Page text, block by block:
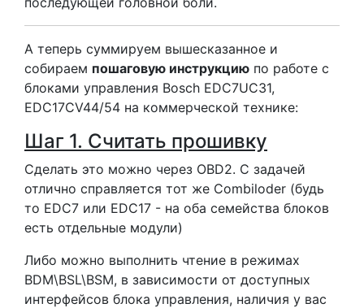
А теперь суммируем вышесказанное и
собираем пошаговую инструкцию по работе с
блоками управления Bosch EDC7UC31,
EDC17CV44/54 на коммерческой технике:
Шаг 1. Считать прошивку
Сделать это можно через OBD2. С задачей
отлично справляется тот же Combiloder (будь
то EDC7 или EDC17 - на оба семейства блоков
есть отдельные модули)
Либо можно выполнить чтение в режимах
BDM\BSL\BSM, в зависимости от доступных
интерфейсов блока управления, наличия у вас